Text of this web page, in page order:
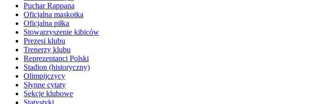
Puchar Rappana
Oficjalna maskotka
Oficjalna piłka
Stowarzyszenie kibiców
Prezesi klubu
Trenerzy klubu
Reprezentanci Polski
Stadion (historyczny)
Olimpijczycy
Słynne cytaty
Sekcje klubowe
Statystyki